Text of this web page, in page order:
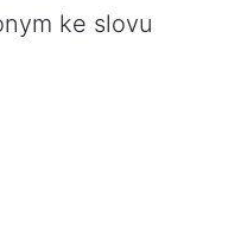
ke slovu